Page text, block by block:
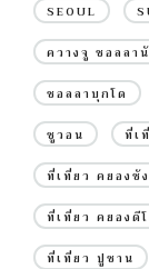
SEOUL
ควางจู ชอลลา
ชอลลาบุกโด
ซูวอน ที่เ
ที่เที่ยว คยองซั
ที่เที่ยว คยองดี
ที่เที่ยว ปูซาน